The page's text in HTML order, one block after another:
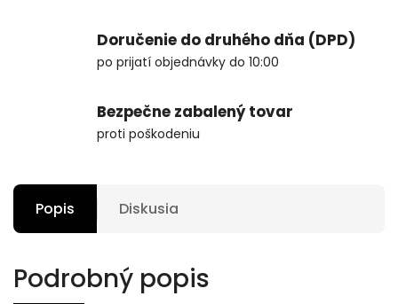
Doručenie do druhého dňa (DPD)
po prijatí objednávky do 10:00
Bezpečne zabalený tovar
proti poškodeniu
Popis Diskusia
Podrobný popis